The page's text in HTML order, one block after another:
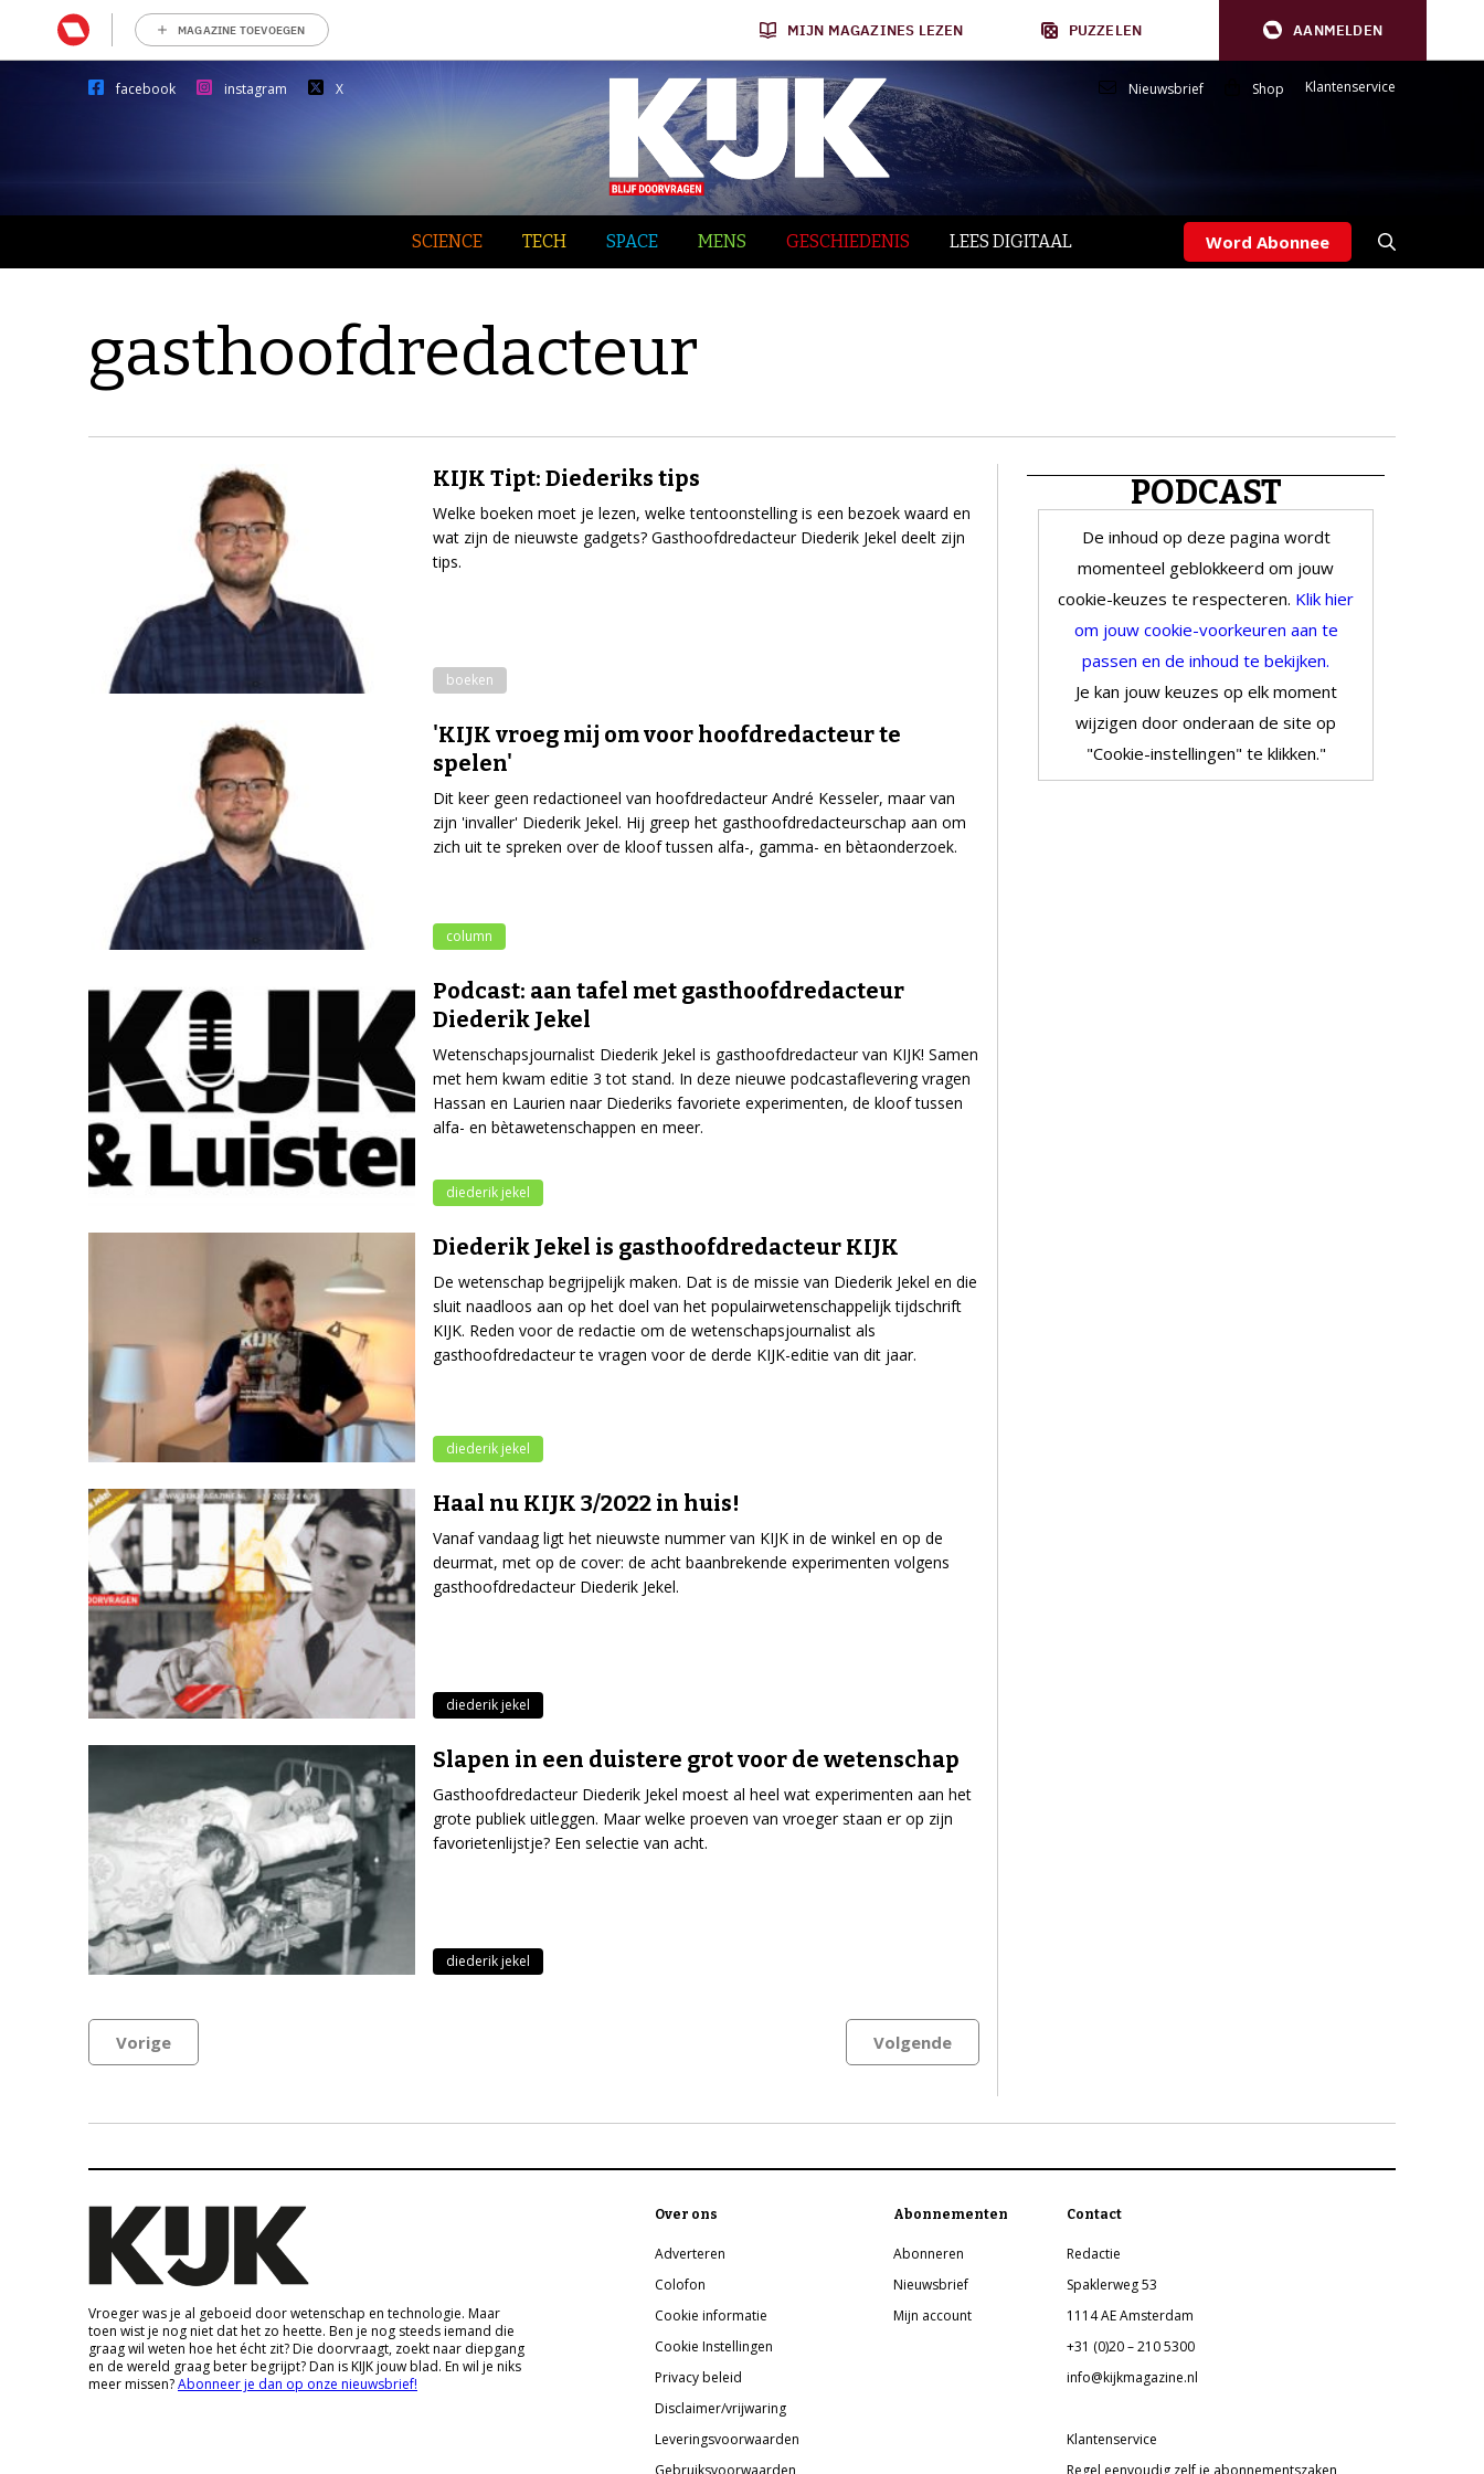
MAGAZINE TOEVOEGEN MIJN MAGAZINES LEZEN PUZZELEN AANMELDEN
facebook instagram X Nieuwsbrief Shop Klantenservice
SCIENCE TECH SPACE MENS GESCHIEDENIS LEES DIGITAAL Word Abonnee
gasthoofdredacteur
KIJK Tipt: Diederiks tips
Welke boeken moet je lezen, welke tentoonstelling is een bezoek waard en
wat zijn de nieuwste gadgets? Gasthoofdredacteur Diederik Jekel deelt zijn
tips.
boeken
'KIJK vroeg mij om voor hoofdredacteur te
spelen'
Dit keer geen redactioneel van hoofdredacteur André Kesseler, maar van
zijn 'invaller' Diederik Jekel. Hij greep het gasthoofdredacteurschap aan om
zich uit te spreken over de kloof tussen alfa-, gamma- en bètaonderzoek.
column
Podcast: aan tafel met gasthoofdredacteur
Diederik Jekel
Wetenschapsjournalist Diederik Jekel is gasthoofdredacteur van KIJK! Samen
met hem kwam editie 3 tot stand. In deze nieuwe podcastaflevering vragen
Hassan en Laurien naar Diederiks favoriete experimenten, de kloof tussen
alfa- en bètawetenschappen en meer.
diederik jekel
Diederik Jekel is gasthoofdredacteur KIJK
De wetenschap begrijpelijk maken. Dat is de missie van Diederik Jekel en die
sluit naadloos aan op het doel van het populairwetenschappelijk tijdschrift
KIJK. Reden voor de redactie om de wetenschapsjournalist als
gasthoofdredacteur te vragen voor de derde KIJK-editie van dit jaar.
diederik jekel
Haal nu KIJK 3/2022 in huis!
Vanaf vandaag ligt het nieuwste nummer van KIJK in de winkel en op de
deurmat, met op de cover: de acht baanbrekende experimenten volgens
gasthoofdredacteur Diederik Jekel.
diederik jekel
Slapen in een duistere grot voor de wetenschap
Gasthoofdredacteur Diederik Jekel moest al heel wat experimenten aan het
grote publiek uitleggen. Maar welke proeven van vroeger staan er op zijn
favorietenlijstje? Een selectie van acht.
diederik jekel
Vorige Volgende
PODCAST
De inhoud op deze pagina wordt
momenteel geblokkeerd om jouw
cookie-keuzes te respecteren. Klik hier
om jouw cookie-voorkeuren aan te
passen en de inhoud te bekijken.
Je kan jouw keuzes op elk moment
wijzigen door onderaan de site op
"Cookie-instellingen" te klikken."
Vroeger was je al geboeid door wetenschap en technologie. Maar
toen wist je nog niet dat het zo heette. Ben je nog steeds iemand die
graag wil weten hoe het écht zit? Die doorvraagt, zoekt naar diepgang
en de wereld graag beter begrijpt? Dan is KIJK jouw blad. En wil je niks
meer missen?Abonneer je dan op onze nieuwsbrief!
Over ons
Adverteren
Colofon
Cookie informatie
Cookie Instellingen
Privacy beleid
Disclaimer/vrijwaring
Leveringsvoorwaarden
Gebruiksvoorwaarden
Abonnementen
Abonneren
Nieuwsbrief
Mijn account
Contact
Redactie
Spaklerweg 53
1114 AE Amsterdam
+31 (0)20 – 210 5300
info@kijkmagazine.nl
Klantenservice
Regel eenvoudig zelf je abonnementszaken